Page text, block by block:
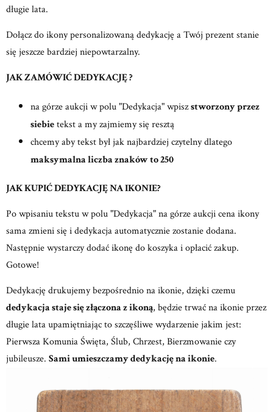
długie lata.
Dołącz do ikony personalizowaną dedykację a Twój prezent stanie
się jeszcze bardziej niepowtarzalny.
JAK ZAMÓWIĆ DEDYKACJĘ ?
na górze aukcji w polu "Dedykacja" wpiszstworzony przez
siebietekst a my zajmiemy się resztą
chcemy aby tekst był jak najbardziej czytelny dlatego
maksymalna liczba znaków to 250
JAK KUPIĆ DEDYKACJĘ NA IKONIE?
Po wpisaniu tekstu w polu "Dedykacja" na górze aukcji cena ikony
sama zmieni się i dedykacja automatycznie zostanie dodana.
Następnie wystarczy dodać ikonę do koszyka i opłacić zakup.
Gotowe!
Dedykację drukujemy bezpośrednio na ikonie, dzięki czemu
dedykacja staje się złączona z ikoną, będzie trwać na ikonie przez
długie lata upamiętniając to szczęśliwe wydarzenie jakim jest:
Pierwsza Komunia Święta, Ślub, Chrzest, Bierzmowanie czy
jubileusze. Sami umieszczamy dedykację na ikonie.